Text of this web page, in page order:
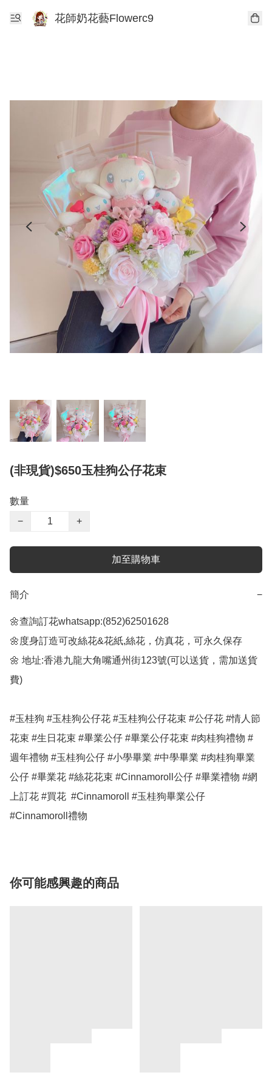
花師奶花藝Flowerc9
(非現貨)$650玉桂狗公仔花束
數量
−
+
加至購物車
簡介 −
🌼查詢訂花whatsapp:(852)62501628
🌼度身訂造可改絲花&花紙,絲花，仿真花，可永久保存
🌼 地址:香港九龍大角嘴通州街123號(可以送貨，需加送貨
費)
#玉桂狗 #玉桂狗公仔花 #玉桂狗公仔花束 #公仔花 #情人節
花束 #生日花束 #畢業公仔 #畢業公仔花束 #肉桂狗禮物 #
週年禮物 #玉桂狗公仔 #小學畢業 #中學畢業 #肉桂狗畢業
公仔 #畢業花 #絲花花束 #Cinnamoroll公仔 #畢業禮物 #網
上訂花 #買花  #Cinnamoroll #玉桂狗畢業公仔
#Cinnamoroll禮物
你可能感興趣的商品